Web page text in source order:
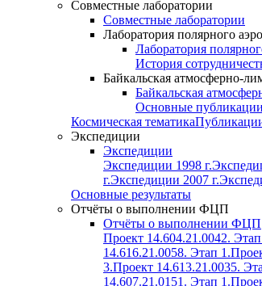
Совместные лаборатории
Совместные лаборатории
Лаборатория полярного
Лаборатория
История
Байкальская атмосферно-
Байкальская
Основные публикации
Космическая тематика
Экспедиции
Экспедиции
Экспедиции 1998 г.
г.Экспедиции 2007 г.
Основные результаты
Отчёты о выполнении ФЦП
Отчёты о выполнении ФЦП
Проект 14.604.21.0042.
14.616.21.0058. Этап 1.
3.Проект 14.613.21.0035.
14.607.21.0151. Этап 1.